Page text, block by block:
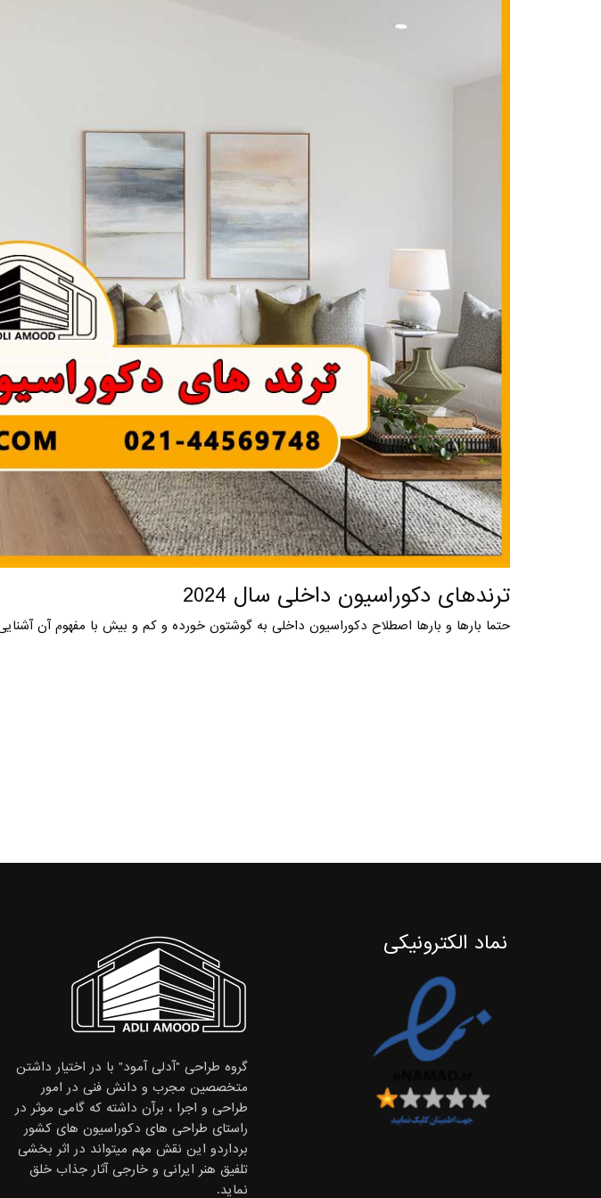
ترندهای دکوراسیون داخلی سال 2024
حتما بارها و بارها اصطلاح دکوراسیون داخلی به گوشتون خورده و کم و بیش با مفهوم آن
گروه طراحی "آدلی آمود" با در اختیار داشتن
متخصصین مجرب و دانش فنی در امور
طراحی و اجرا ، برآن داشته که گامی موثر در
راستای طراحی های دکوراسیون های کشور
برداردو این نقش مهم میتواند در اثر بخشی
تلفیق هنر ایرانی و خارجی آثار جذاب خلق
نماید.
نماد الکترونیکی